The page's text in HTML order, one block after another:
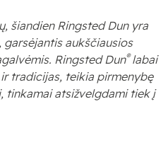
šiandien Ringsted Dun yra
garsėjantis aukščiausios
Ringsted Dun®labai
tradicijas, teikia pirmenybę
tinkamai atsižvelgdami tiek į